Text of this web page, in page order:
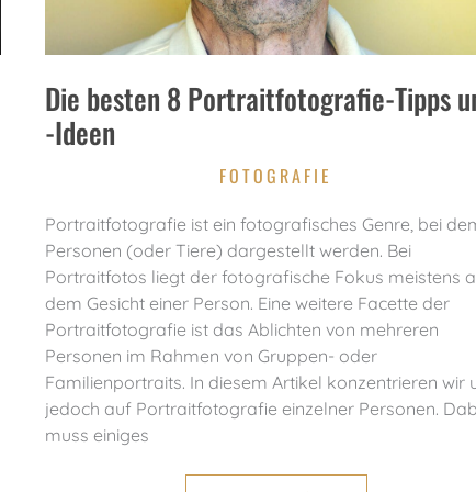
Die besten 8 Portraitfotografie-Tipps
-Ideen
FOTOGRAFIE
Portraitfotografie ist ein fotografisches Genre, bei
Personen (oder Tiere) dargestellt werden. Bei
Portraitfotos liegt der fotografische Fokus meistens
dem Gesicht einer Person. Eine weitere Facette der
Portraitfotografie ist das Ablichten von mehreren
Personen im Rahmen von Gruppen- oder
Familienportraits. In diesem Artikel konzentrieren wir
jedoch auf Portraitfotografie einzelner Personen.
muss einiges